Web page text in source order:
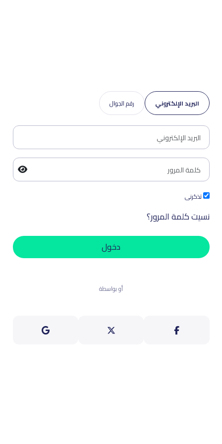
البريد الإلكتروني رقم الجوال
تذكرنى
نسيت كلمة المرور؟
دخول
أو بواسطة